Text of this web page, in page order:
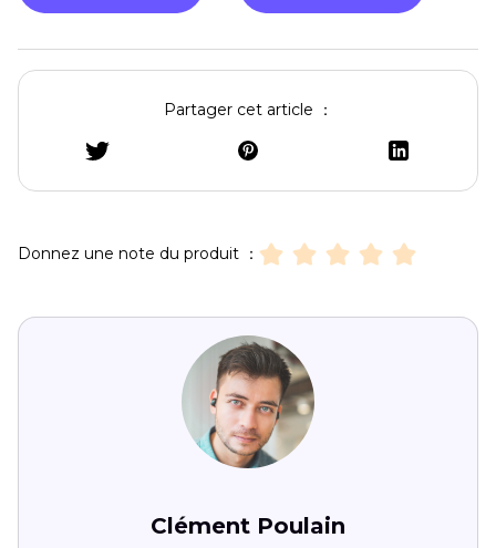
Partager cet article ：
Donnez une note du produit ：
Clément Poulain